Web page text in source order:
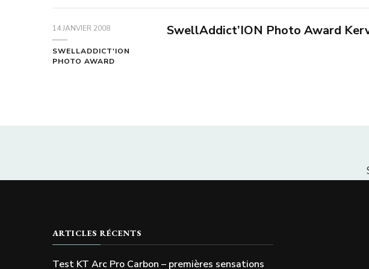
14 JANVIER 2008
SWELLADDICT'ION
PHOTO AWARD
SwellAddict’ION Photo Award
ARTICLES RÉCENTS
Test KT Arc Pro Carbon – premières sensations